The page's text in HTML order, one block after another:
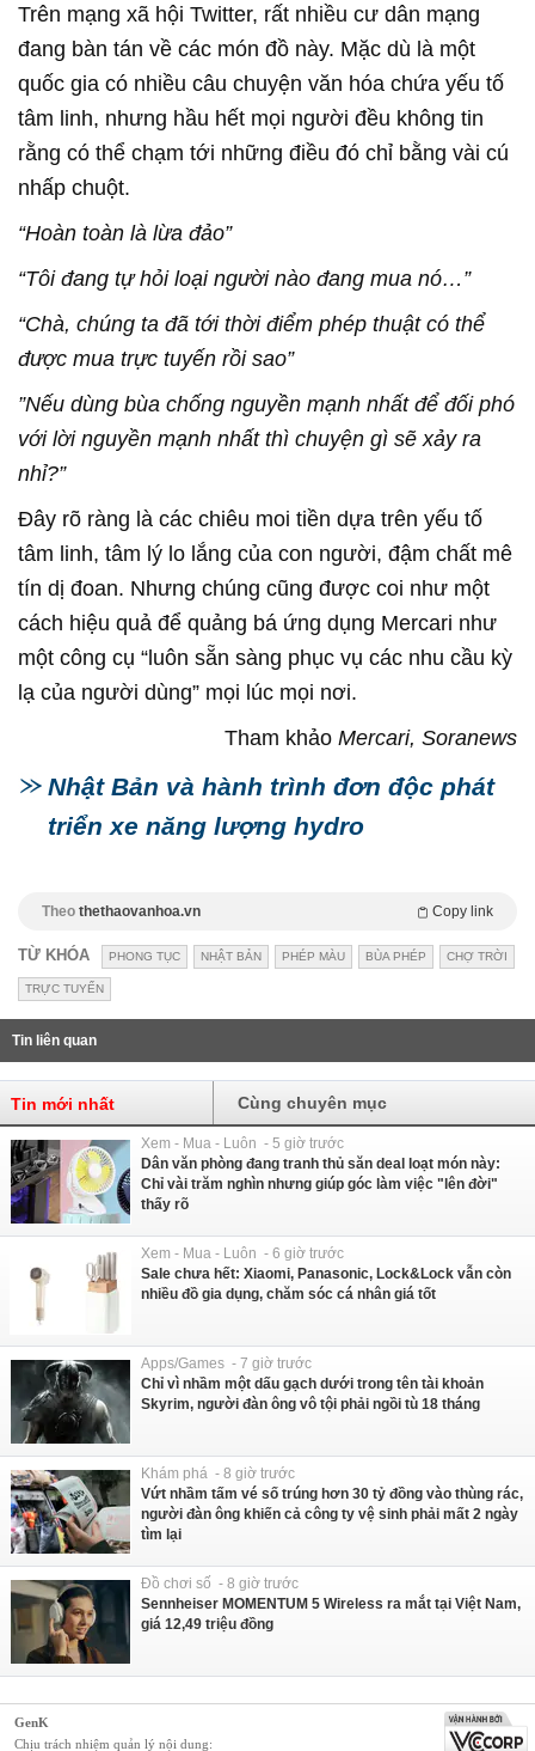
Trên mạng xã hội Twitter, rất nhiều cư dân mạng
đang bàn tán về các món đồ này. Mặc dù là một
quốc gia có nhiều câu chuyện văn hóa chứa yếu tố
tâm linh, nhưng hầu hết mọi người đều không tin
rằng có thể chạm tới những điều đó chỉ bằng vài cú
nhấp chuột.
“Hoàn toàn là lừa đảo”
“Tôi đang tự hỏi loại người nào đang mua nó…”
“Chà, chúng ta đã tới thời điểm phép thuật có thể
được mua trực tuyến rồi sao”
”Nếu dùng bùa chống nguyền mạnh nhất để đối phó
với lời nguyền mạnh nhất thì chuyện gì sẽ xảy ra
nhỉ?”
Đây rõ ràng là các chiêu moi tiền dựa trên yếu tố
tâm linh, tâm lý lo lắng của con người, đậm chất mê
tín dị đoan. Nhưng chúng cũng được coi như một
cách hiệu quả để quảng bá ứng dụng Mercari như
một công cụ “luôn sẵn sàng phục vụ các nhu cầu kỳ
lạ của người dùng” mọi lúc mọi nơi.
Tham khảo Mercari, Soranews
Nhật Bản và hành trình đơn độc phát
triển xe năng lượng hydro
Theo thethaovanhoa.vn Copy link
TỪ KHÓA PHONG TỤC NHẬT BẢN PHÉP MÀU BÙA PHÉP CHỢ TRỜI
TRỰC TUYẾN
Tin liên quan
Tin mới nhất Cùng chuyên mục
Xem - Mua - Luôn - 5 giờ trước
Dân văn phòng đang tranh thủ săn deal loạt món này:
Chỉ vài trăm nghìn nhưng giúp góc làm việc "lên đời"
thấy rõ
Xem - Mua - Luôn - 6 giờ trước
Sale chưa hết: Xiaomi, Panasonic, Lock&Lock vẫn còn
nhiều đồ gia dụng, chăm sóc cá nhân giá tốt
Apps/Games - 7 giờ trước
Chỉ vì nhầm một dấu gạch dưới trong tên tài khoản
Skyrim, người đàn ông vô tội phải ngồi tù 18 tháng
Khám phá - 8 giờ trước
Vứt nhầm tấm vé số trúng hơn 30 tỷ đồng vào thùng rác,
người đàn ông khiến cả công ty vệ sinh phải mất 2 ngày
tìm lại
Đồ chơi số - 8 giờ trước
Sennheiser MOMENTUM 5 Wireless ra mắt tại Việt Nam,
giá 12,49 triệu đồng
GenK
Chịu trách nhiệm quản lý nội dung: